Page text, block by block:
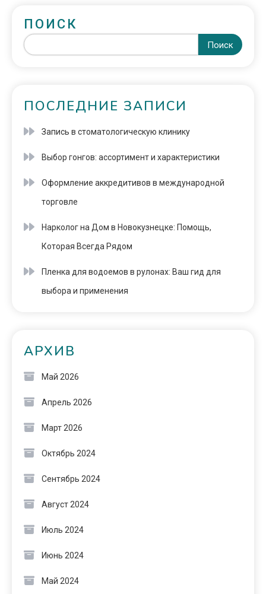
ПОИСК
Поиск
ПОСЛЕДНИЕ ЗАПИСИ
Запись в стоматологическую клинику
Выбор гонгов: ассортимент и характеристики
Оформление аккредитивов в международной
торговле
Нарколог на Дом в Новокузнецке: Помощь,
Которая Всегда Рядом
Пленка для водоемов в рулонах: Ваш гид для
выбора и применения
АРХИВ
Май 2026
Апрель 2026
Март 2026
Октябрь 2024
Сентябрь 2024
Август 2024
Июль 2024
Июнь 2024
Май 2024